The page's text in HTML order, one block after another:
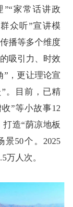
家常话讲政
众听”宣讲模
播等多个维度
吸引力、时效
”，更让理论宣
。目前，已精
”等小故事12
造“荫凉地板
景50个。2025
万人次。